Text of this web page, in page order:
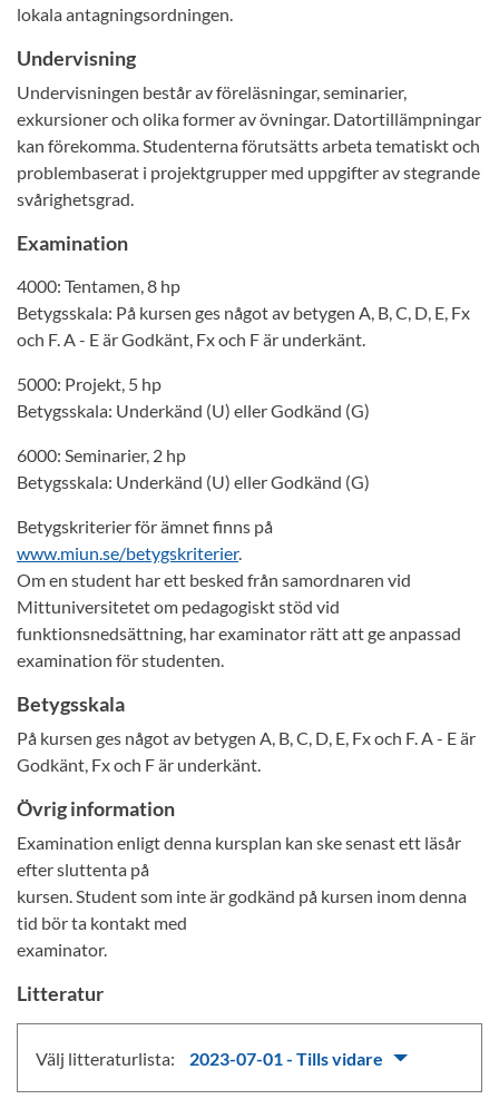
lokala antagningsordningen.
Undervisning
Undervisningen består av föreläsningar, seminarier,
exkursioner och olika former av övningar. Datortillämpningar
kan förekomma. Studenterna förutsätts arbeta tematiskt och
problembaserat i projektgrupper med uppgifter av stegrande
svårighetsgrad.
Examination
4000: Tentamen, 8 hp
Betygsskala: På kursen ges något av betygen A, B, C, D, E, Fx
och F. A - E är Godkänt, Fx och F är underkänt.
5000: Projekt, 5 hp
Betygsskala: Underkänd (U) eller Godkänd (G)
6000: Seminarier, 2 hp
Betygsskala: Underkänd (U) eller Godkänd (G)
Betygskriterier för ämnet finns på
www.miun.se/betygskriterier.
Om en student har ett besked från samordnaren vid
Mittuniversitetet om pedagogiskt stöd vid
funktionsnedsättning, har examinator rätt att ge anpassad
examination för studenten.
Betygsskala
På kursen ges något av betygen A, B, C, D, E, Fx och F. A - E är
Godkänt, Fx och F är underkänt.
Övrig information
Examination enligt denna kursplan kan ske senast ett läsår
efter sluttenta på
kursen. Student som inte är godkänd på kursen inom denna
tid bör ta kontakt med
examinator.
Litteratur
Välj litteraturlista: 2023-07-01 - Tills vidare